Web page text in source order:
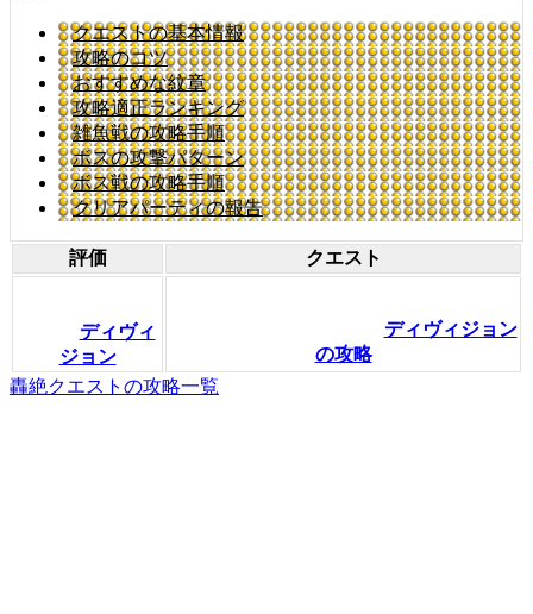
クエストの基本情報
攻略のコツ
おすすめな紋章
攻略適正ランキング
雑魚戦の攻略手順
ボスの攻撃パターン
ボス戦の攻略手順
クリアパーティの報告
評価 クエスト
ディヴィ
ジョン
ディヴィジョン
の攻略
轟絶クエストの攻略一覧